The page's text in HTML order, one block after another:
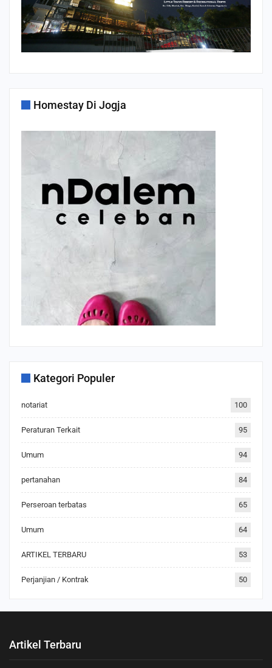
Homestay Di Jogja
Kategori Populer
notariat 100
Peraturan Terkait 95
Umum 94
pertanahan 84
Perseroan terbatas 65
Umum 64
ARTIKEL TERBARU 53
Perjanjian / Kontrak 50
Artikel Terbaru